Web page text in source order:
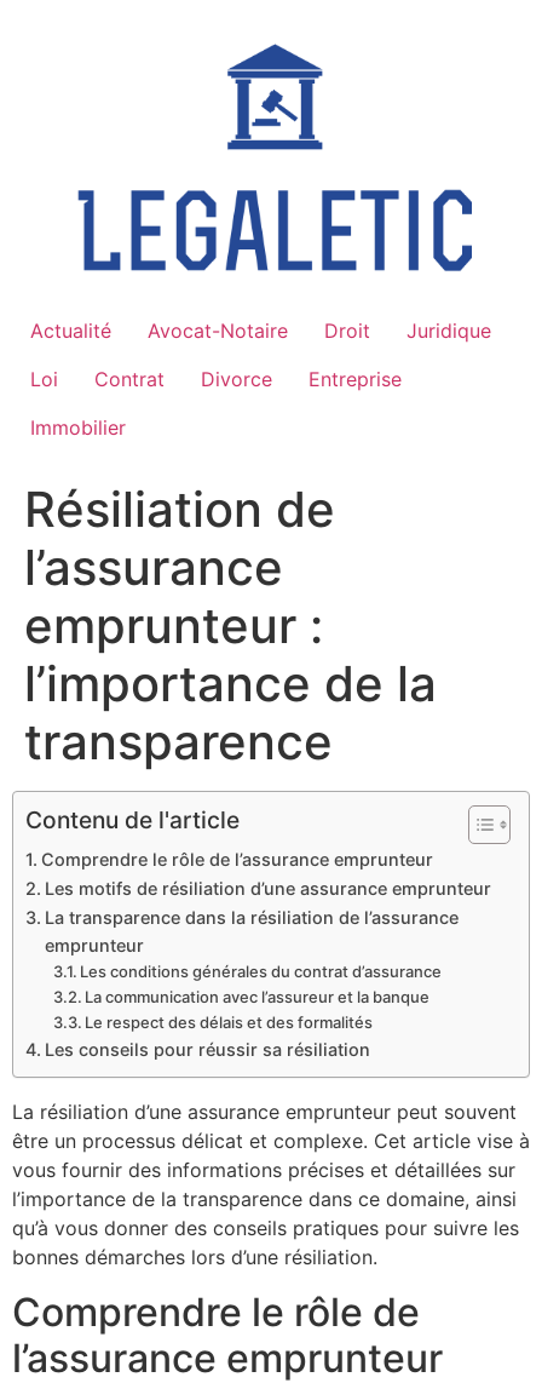
Actualité Avocat-Notaire Droit
Juridique
Loi
Contrat Divorce
Entreprise
Immobilier
Résiliation de
l’assurance
emprunteur :
l’importance de la
transparence
Contenu de l'article
Comprendre le rôle de l’assurance emprunteur
Les motifs de résiliation d’une assurance emprunteur
La transparence dans la résiliation de l’assurance
emprunteur
Les conditions générales du contrat d’assurance
La communication avec l’assureur et la banque
Le respect des délais et des formalités
Les conseils pour réussir sa résiliation
La résiliation d’une assurance emprunteur peut souvent
être un processus délicat et complexe. Cet article vise à
vous fournir des informations précises et détaillées sur
l’importance de la transparence dans ce domaine, ainsi
qu’à vous donner des conseils pratiques pour suivre les
bonnes démarches lors d’une résiliation.
Comprendre le rôle de
l’assurance emprunteur